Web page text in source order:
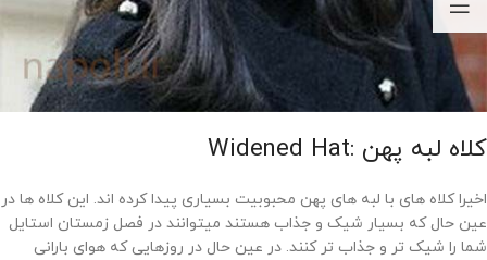
کلاه لبه پهن :Widened Hat
اخیرا کلاه های با لبه های پهن محبوبیت بسیاری پیدا کرده اند. این کلاه ها در
عین حال که بسیار شیک و جذاب هستند میتوانند در فصل زمستان استایل
شما را شیک تر و جذاب تر کنند. در عین حال در روزهایی که هوای بارانی